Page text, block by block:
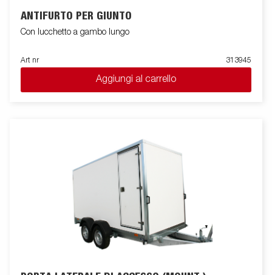
ANTIFURTO PER GIUNTO
Con lucchetto a gambo lungo
Art nr 313945
Aggiungi al carrello